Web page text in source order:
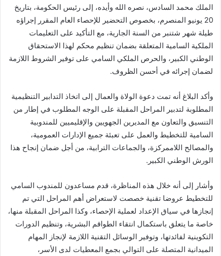
الملك محمد السادس، نصره الله وأيده، إلى رئيس الحكومة، بتاريخ
20 يونيو المنصرم، بخصوص التحضير للإحصاء العام المقرر إجراؤه
طيلة شهر شتنبر من السنة الجارية، مع التأكيد على التعليمات
الملكية السامية المتعلقة بضمان تنظيم محكم لهذا الاستحقاق
الوطني الكبير، والحرص الملكي السامي على توفير الشروط اللازمة
لضمان إجرائه في أحسن الظروف.
وأكد البلاغ أنه تمت دعوة الولاة والعمال إلى اتخاذ التدابير التنظيمية
المطلوبة لتدبير المراحل المقبلة على الوجه المطلوب في إطار من
التنسيق والتعاون مع المديرين الجهويين والإقليميين للمندوبية
السامية للتخطيط والعمل على تعبئة جميع الإدارات العمومية،
والمصالح اللاممركزة، والجماعات الترابية، من أجل ضمان إنجاح هذا
الورش الوطني الكبير.
وأشار إلى أنه خلال هذه المناظرة، قدم مساعدون للمندوب السامي
للتخطيط عروضا تقنية خصصت لاستعراض أهم المراحل التي تم
إنجازها في سياق الإعداد لعملية الإحصاء، وكذا المراحل المقبلة منها،
خاصة ما يتعلق باستكمال انتقاء الطواقم البشرية، وتنظيم الدورات
التكوينية لفائدتها، وتوفير الوسائل التقنية اللازمة لإنجاز المهام
الميدانية المتصلة على التوالي بجمع المعطيات لدى الأسر،